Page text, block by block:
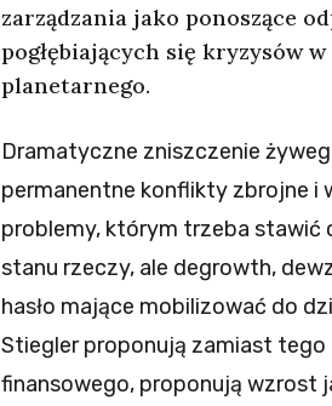
zarządzania jako ponoszące
pogłębiających się kryzysów
planetarnego.
Dramatyczne zniszczenie
permanentne konflikty zbrojne i
problemy, którym trzeba stawić
stanu rzeczy, ale degrowth,
hasło mające mobilizować do
Stiegler proponują zamiast
finansowego, proponują wzrost